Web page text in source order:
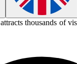
attracts thousands of